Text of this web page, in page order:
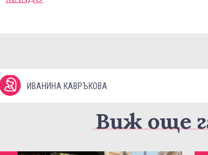
ИВАНИНА КАВРЪКОВА
Виж още